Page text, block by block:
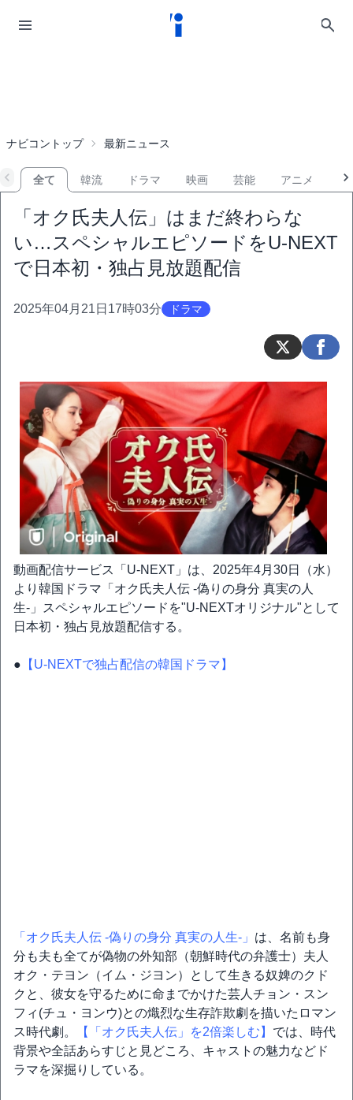
ナビコントップ 最新ニュース
全て 韓流 ドラマ 映画 芸能 アニメ
「オク氏夫人伝」はまだ終わらな
い…スペシャルエピソードをU-NEXT
で日本初・独占見放題配信
2025年04月21日17時03分 ドラマ
動画配信サービス「U-NEXT」は、2025年4月30日（水）
より韓国ドラマ「オク氏夫人伝 -偽りの身分 真実の人
生-」スペシャルエピソードを"U-NEXTオリジナル"として
日本初・独占見放題配信する。
● 【U-NEXTで独占配信の韓国ドラマ】
「オク氏夫人伝 -偽りの身分 真実の人生-」 は、名前も身
分も夫も全てが偽物の外知部（朝鮮時代の弁護士）夫人
オク・テヨン（イム・ジヨン）として生きる奴婢のクド
クと、彼女を守るために命までかけた芸人チョン・スン
フィ(チュ・ヨンウ)との熾烈な生存詐欺劇を描いたロマン
ス時代劇。
【「オク氏夫人伝」を2倍楽しむ】 では、時代
背景や全話あらすじと見どころ、キャストの魅力などド
ラマを深掘りしている。